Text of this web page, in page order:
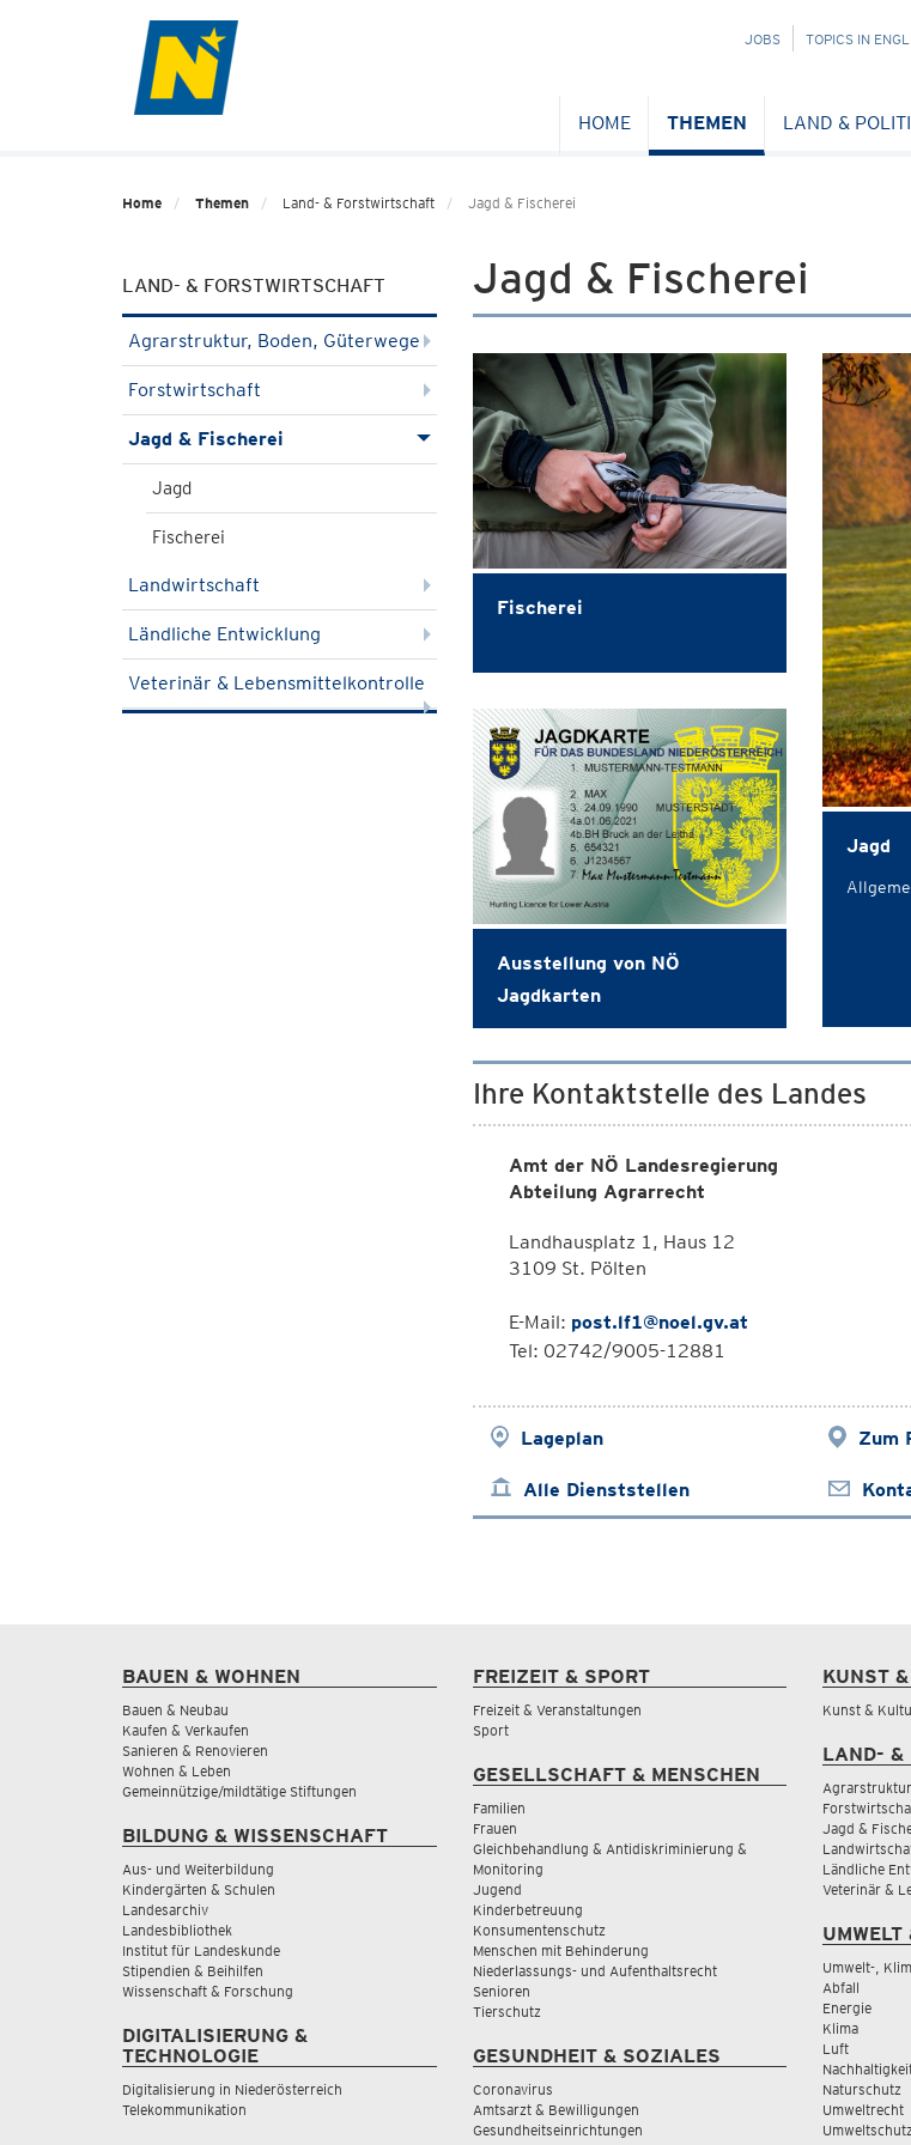
NAVIGATION
JOBS TOPICS IN
HOME THEMEN LAND &
Home Themen Land- & Forstwirtschaft Jagd & Fischerei
LAND- & FORSTWIRTSCHAFT
Agrarstruktur, Boden, Güterwege
Forstwirtschaft
Jagd & Fischerei
Jagd
Fischerei
Landwirtschaft
Ländliche Entwicklung
Veterinär & Lebensmittelkontrolle
Jagd & Fischerei
Jagd
Fischerei
Ausstellung von NÖ
Jagdkarten
Ihre Kontaktstelle des Landes
Amt der NÖ Landesregierung
Abteilung Agrarrecht
Landhausplatz 1, Haus 12
3109 St. Pölten
E-Mail: post.lf1@noel.gv.at
Tel: 02742/9005-12881
Lageplan Zum
Alle Dienststellen
BAUEN & WOHNEN
Bauen & Neubau
Kaufen & Verkaufen
Sanieren & Renovieren
Wohnen & Leben
Gemeinnützige/mildtätige Stiftungen
BILDUNG & WISSENSCHAFT
Aus- und Weiterbildung
Kindergärten & Schulen
Landesarchiv
Landesbibliothek
Institut für Landeskunde
Stipendien & Beihilfen
Wissenschaft & Forschung
DIGITALISIERUNG &
TECHNOLOGIE
Digitalisierung in Niederösterreich
Telekommunikation
FREIZEIT & SPORT
Freizeit & Veranstaltungen
Sport
GESELLSCHAFT & MENSCHEN
Familien
Frauen
Gleichbehandlung & Antidiskriminierung &
Monitoring
Jugend
Kinderbetreuung
Konsumentenschutz
Menschen mit Behinderung
Niederlassungs- und Aufenthaltsrecht
Senioren
Tierschutz
GESUNDHEIT & SOZIALES
Coronavirus
Amtsarzt & Bewilligungen
Gesundheitseinrichtungen
KUNST
Kunst &
LAND- &
Jagd &
Ländliche
Veterinär &
UMWELT
Umwelt-,
Abfall
Energie
Klima
Luft
Naturschutz
Umweltrecht
Umweltschutz